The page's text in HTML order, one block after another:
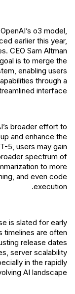
o3 model,
earlier this year,
CEO Sam Altman
is to merge the
enabling users
through a
interface.
broader effort to
and enhance the
5, users may gain
spectrum of
to more
and even code
execution.
is slated for early
timelines are often
release dates
server scalability
in the rapidly
AI landscape.